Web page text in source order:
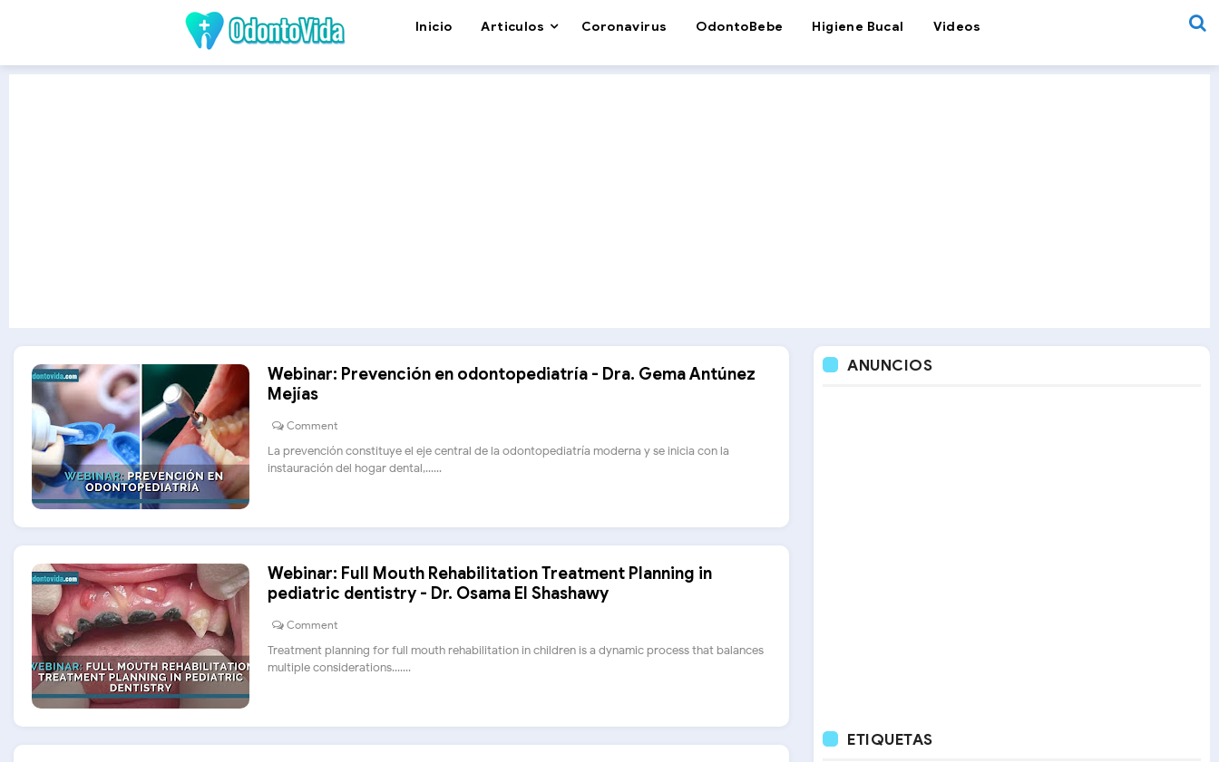
Inicio Articulos Coronavirus OdontoBebe Higiene Bucal Videos
Webinar: Prevención en odontopediatría - Dra. Gema Antúnez
Mejías
Comment
La prevención constituye el eje central de la odontopediatría moderna y se inicia con la
instauración del hogar dental,......
Webinar: Full Mouth Rehabilitation Treatment Planning in
pediatric dentistry - Dr. Osama El Shashawy
Comment
Treatment planning for full mouth rehabilitation in children is a dynamic process that balances
multiple considerations.......
ANUNCIOS
ETIQUETAS